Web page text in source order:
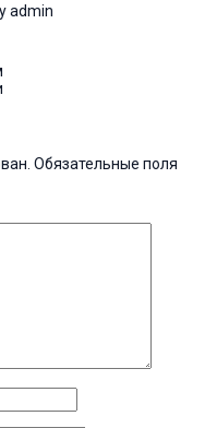
admin
Обязательные поля